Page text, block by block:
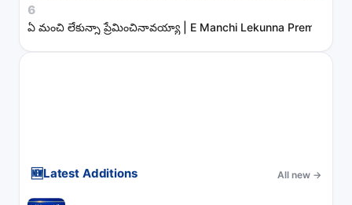
6
ఏ మంచి లేకున్నా ప్రేమించినావయ్యా | E Manchi Lekunna
🆕Latest Additions All new →